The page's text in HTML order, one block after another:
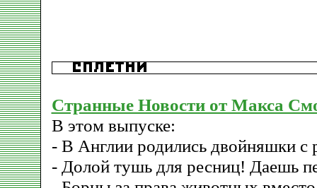
Странные Новости от Макса
В этом выпуске:
- В Англии родились двойняшки с
- Долой тушь для ресниц! Даешь